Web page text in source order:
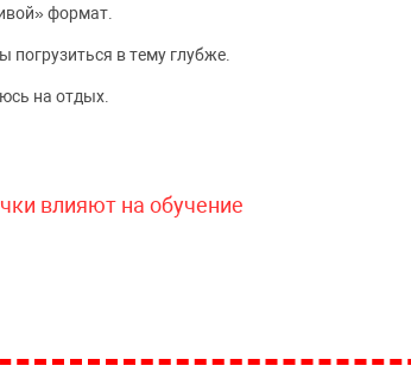
формат.
в тему глубже.
на отдых.
влияют на обучение